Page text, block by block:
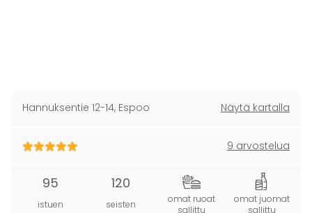
Hannuksentie 12-14, Espoo Näytä kartalla
9 arvostelua
95
istuen
120
seisten
omat ruoat
sallittu
omat juomat
sallittu